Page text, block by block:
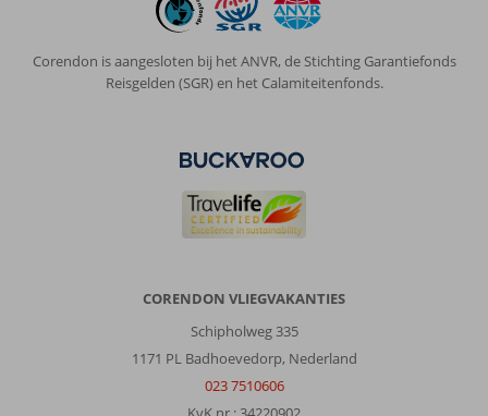
Corendon is aangesloten bij het ANVR, de Stichting Garantiefonds
Reisgelden (SGR) en het Calamiteitenfonds.
CORENDON VLIEGVAKANTIES
Schipholweg 335
1171 PL Badhoevedorp, Nederland
023 7510606